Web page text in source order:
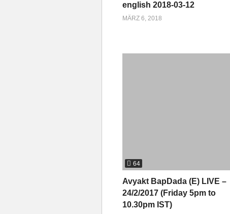
english 2018-03-12
MÄRZ 6, 2018
64
Avyakt BapDada (E) LIVE –
24/2/2017 (Friday 5pm to
10.30pm IST)